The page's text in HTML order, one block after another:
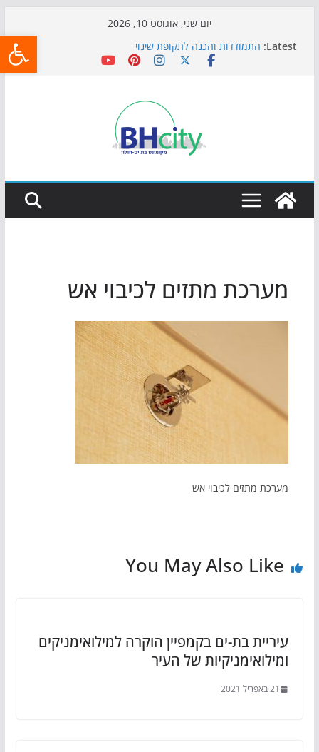
יום שני, אוגוסט 10, 2026
Latest: התמודדות והכנה לתקופת שינוי
אי ההרפתקאות ממשיך לכבוש את הגינות: מאות משפחות
כדורגל באווירה מיוחדת: הקרנת גמר המונדיאל בטרמינל
הקיץ של בני הנוער בבת־ים: חוף הריביירה הופך למרחב
בטוח בשעות הערב
מערכת מתזים לכיבוי אש
מערכת מתזים לכיבוי אש
You May Also Like
עיריית בת-ים בקמפיין הוקרה למילואימניקים
ומילואימניקיות של העיר
21 באפריל 2021